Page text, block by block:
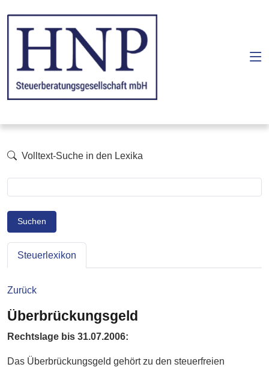
Volltext-Suche in den Lexika
Suchen
Steuerlexikon
Zurück
Überbrückungsgeld
Rechtslage bis 31.07.2006:
Das Überbrückungsgeld gehört zu den steuerfreien